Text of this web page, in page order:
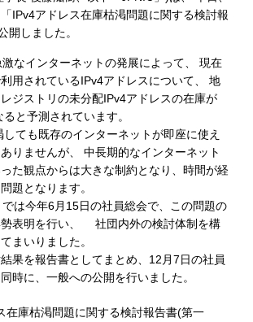
IPv4アドレス在庫枯渇問題に関する検討報
開しました。
なインターネットの発展によって、 現在
用されているIPv4アドレスについて、 地
ジストリの未分配IPv4アドレスの在庫が
と予測されています。
ても既存のインターネットが即座に使え
りませんが、 中長期的なインターネット
た観点からは大きな制約となり、時間が経
題となります。
は今年6月15日の社員総会で、この問題の
勢表明を行い、 社団内外の検討体制を構
まいりました。
果を報告書としてまとめ、12月7日の社員
時に、一般への公開を行いました。
在庫枯渇問題に関する検討報告書(第一